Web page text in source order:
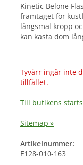
Kinetic Belone
framtaget för
långsmal kropp
kan kasta dom
Tyvärr ingår inte
tillfället.
Till butikens
Sitemap »
Artikelnummer:
E128-010-163